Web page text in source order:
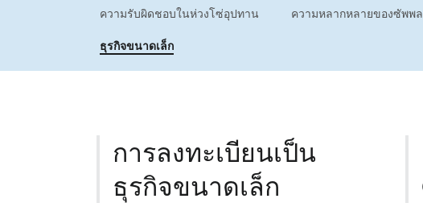
ความรับผิดชอบในห่วงโซ่อุปทาน ความหลากหลายของซัพพล
ธุรกิจขนาดเล็ก
การลงทะเบียนเป็น
ธุรกิจขนาดเล็ก